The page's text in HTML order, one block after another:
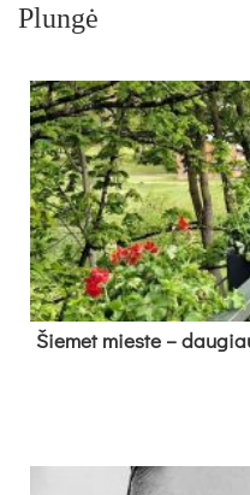
Plungė
Šie­met mies­te –